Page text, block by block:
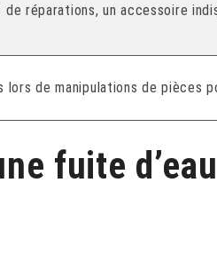
de réparations, un accessoire
lors de manipulations de pièces
fuite